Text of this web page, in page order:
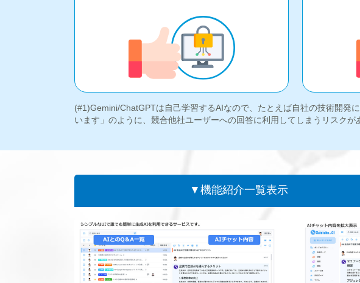
(#1)Gemini/ChatGPTは自己学習するAIなので、たとえば自社の技術開発
います」のように、競合他社ユーザーへの回答に利用してしまうリスクが
▼機能紹介一覧表示